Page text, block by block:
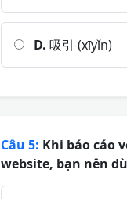
D. 吸引 (xīyǐn)
Câu 5: Khi báo cáo
website, bạn nên